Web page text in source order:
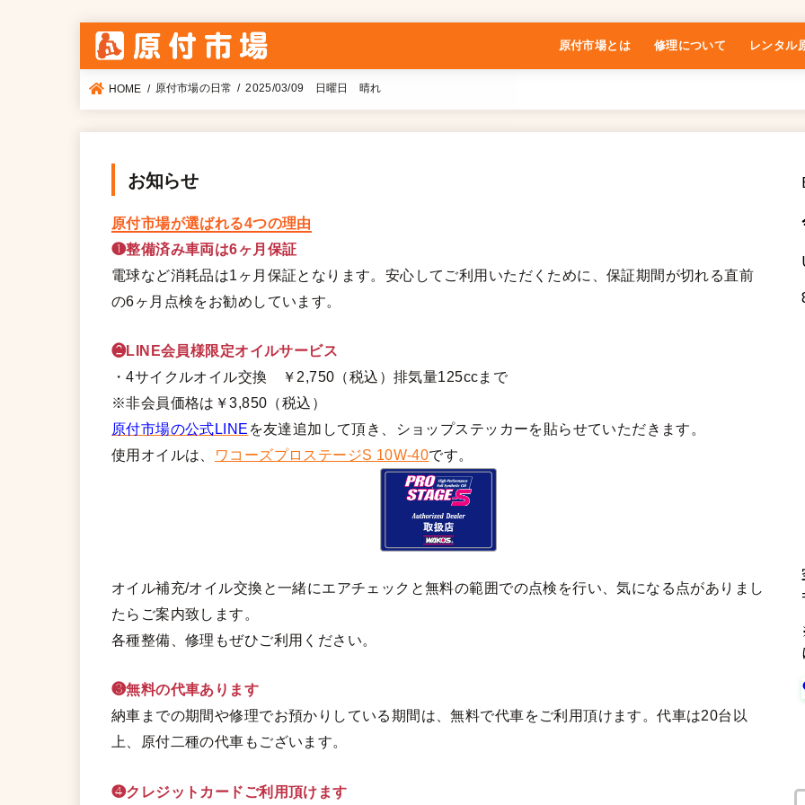
原付市場とは 修理について レンタル
HOME 原付市場の日常 2025/03/09 日曜日 晴れ
お知らせ
原付市場が選ばれる4つの理由
❶整備済み車両は6ヶ月保証
電球など消耗品は1ヶ月保証となります。安心してご利用いただくために、保証期間が切れる直前
の6ヶ月点検をお勧めしています。
❷LINE会員様限定オイルサービス
・4サイクルオイル交換 ￥2,750（税込）排気量125ccまで
※非会員価格は￥3,850（税込）
原付市場の公式LINE を友達追加して頂き、ショップステッカーを貼らせていただきます。
使用オイルは、
ワコーズプロステージS 10W-40です。
オイル補充/オイル交換と一緒にエアチェックと無料の範囲での点検を行い、気になる点がありまし
たらご案内致します。
各種整備、修理もぜひご利用ください。
❸無料の代車あります
納車までの期間や修理でお預かりしている期間は、無料で代車をご利用頂けます。代車は20台以
上、原付二種の代車もございます。
❹クレジットカードご利用頂けます